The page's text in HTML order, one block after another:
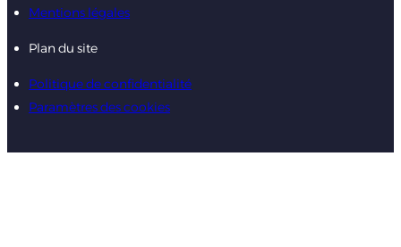
Mentions légales
Plan du site
Politique de confidentialité
Paramètres des cookies